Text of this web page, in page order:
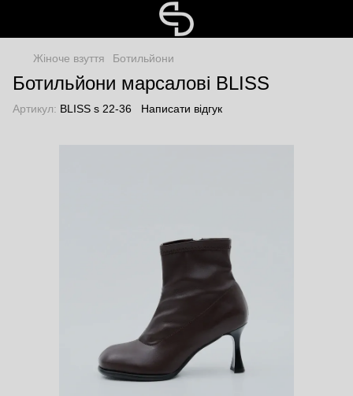
Жіноче взуття Ботильйони
Ботильйони марсалові BLISS
Артикул: BLISS s 22-36 Написати відгук